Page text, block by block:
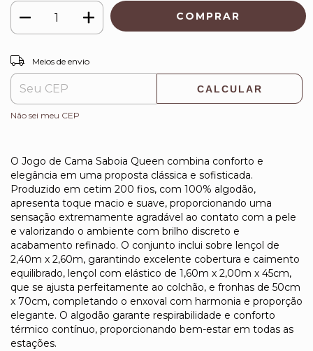
Entregas para o CEP:
Meios de envio
CALCULAR
Não sei meu CEP
O Jogo de Cama Saboia Queen combina conforto e
elegância em uma proposta clássica e sofisticada.
Produzido em cetim 200 fios, com 100% algodão,
apresenta toque macio e suave, proporcionando uma
sensação extremamente agradável ao contato com a pele
e valorizando o ambiente com brilho discreto e
acabamento refinado. O conjunto inclui sobre lençol de
2,40m x 2,60m, garantindo excelente cobertura e caimento
equilibrado, lençol com elástico de 1,60m x 2,00m x 45cm,
que se ajusta perfeitamente ao colchão, e fronhas de 50cm
x 70cm, completando o enxoval com harmonia e proporção
elegante. O algodão garante respirabilidade e conforto
térmico contínuo, proporcionando bem-estar em todas as
estações.